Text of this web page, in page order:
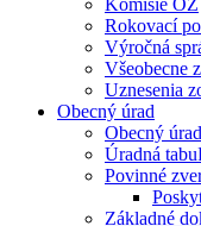
Komisie OZ
Rokovací
Výročná
Všeobecne
Uznesenia
Obecný úrad
Obecný úrad
Úradná
Povinné
Základné